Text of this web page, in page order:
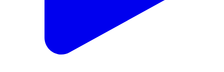
आज दिनांक 18.07.2026 को पीटीओ मैनपुरी इशरत अली व